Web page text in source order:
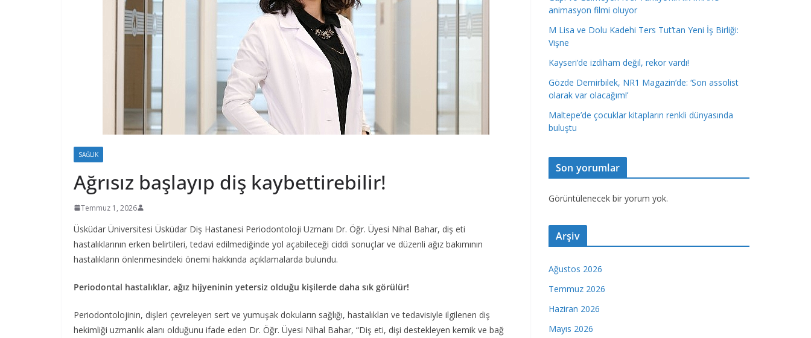
SAĞLIK
Ağrısız başlayıp diş kaybettirebilir!
Temmuz 1, 2026
Üsküdar Üniversitesi Üsküdar Diş Hastanesi Periodontoloji Uzmanı Dr. Öğr. Üyesi Nihal Bahar, diş eti
hastalıklarının erken belirtileri, tedavi edilmediğinde yol açabileceği ciddi sonuçlar ve düzenli ağız bakımının
hastalıkların önlenmesindeki önemi hakkında açıklamalarda bulundu.
Periodontal hastalıklar, ağız hijyeninin yetersiz olduğu kişilerde daha sık görülür!
Periodontolojinin, dişleri çevreleyen sert ve yumuşak dokuların sağlığı, hastalıkları ve tedavisiyle ilgilenen diş
hekimliği uzmanlık alanı olduğunu ifade eden Dr. Öğr. Üyesi Nihal Bahar, “Diş eti, dişi destekleyen kemik ve bağ
animasyon filmi oluyor
M Lisa ve Dolu Kadehi Ters Tut’tan Yeni İş Birliği:
Vişne
Kayseri’de izdiham değil, rekor vardı!
Gözde Demirbilek, NR1 Magazin’de: ‘Son assolist
olarak var olacağım!’
Maltepe’de çocuklar kitapların renkli dünyasında
buluştu
Son yorumlar
Görüntülenecek bir yorum yok.
Arşiv
Ağustos 2026
Temmuz 2026
Haziran 2026
Mayıs 2026